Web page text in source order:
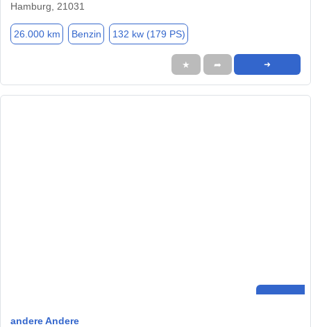
Hamburg, 21031
26.000 km Benzin 132 kw (179 PS)
★ ➦ ➜
andere Andere